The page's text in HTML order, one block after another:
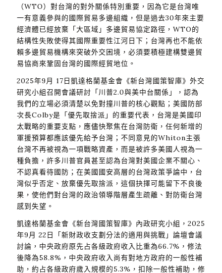
（WTO）對台灣的對外關係特別重要，因為它是台灣唯
一有意義參與的國際貿易多邊組織，但是過去30年來主要
經濟體已經放棄「大區域」多邊貿易協定路徑，WTO的
結構性失敗使得其國際重要性江河日下；台灣再也不能依
賴多邊貿易機構來突破外交困境，必須要積極建構雙邊貿
易協商來鞏固台灣的國際經貿地位。
2025年9月 17日凱達格蘭基金會《新台灣國策智庫》外交
研究小組召開會議研討「川普2.0與美中台關係」，認為
我們的立場必須清楚以免對撞川普的核心觀點；美國防部
次長Colby是「優先取捨派」的重要代表，台灣是美國印
太戰略的重要支點，應儘快聚焦在台灣防衛，任何新增的
軍援預算都應該優先給予台灣；不同意見的Whiton主張
台灣不再被視為一項戰略資產，而是被許多美國人視為一
種負擔，許多川普官員甚至認為台灣對美國企業不關心、
不認真看待國防；在美國國安高層的台灣政策爭論中，台
灣似乎否定、放棄優先取捨派，這個抉擇可能留下不良後
果，使他們對台灣的政治領導階層產生疏離、對防衛台灣
感到失望。
凱達格蘭基金會《新台灣國策智庫》內政研究小組，2025
年9月 22日「新財政收支劃分法的適用與挑戰」論壇會議
討論，中央政府原先占各級政府收入比重為66.7%，修法
後降為58.8%，中央政府收入尚有對地方政府的一般性補
助，約占各級政府歲入規模的5.3%，扣除一般性補助，修